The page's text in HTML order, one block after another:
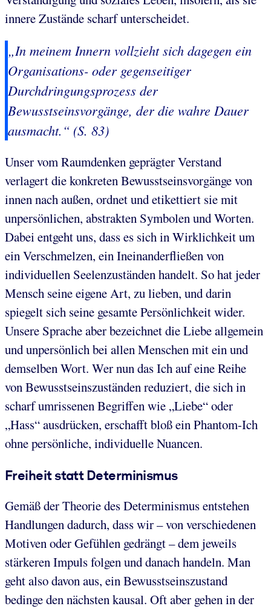
innere Zustände scharf unterscheidet.
„In meinem Innern vollzieht sich dagegen ein
Organisations- oder gegenseitiger
Durchdringungsprozess der
Bewusstseinsvorgänge, der die wahre Dauer
ausmacht.“ (S. 83)
Unser vom Raumdenken geprägter Verstand
verlagert die konkreten Bewusstseinsvorgänge von
innen nach außen, ordnet und etikettiert sie mit
unpersönlichen, abstrakten Symbolen und Worten.
Dabei entgeht uns, dass es sich in Wirklichkeit um
ein Verschmelzen, ein Ineinanderfließen von
individuellen Seelenzuständen handelt. So hat jeder
Mensch seine eigene Art, zu lieben, und darin
spiegelt sich seine gesamte Persönlichkeit wider.
Unsere Sprache aber bezeichnet die Liebe allgemein
und unpersönlich bei allen Menschen mit ein und
demselben Wort. Wer nun das Ich auf eine Reihe
von Bewusstseinszuständen reduziert, die sich in
scharf umrissenen Begriffen wie „Liebe“ oder
„Hass“ ausdrücken, erschafft bloß ein Phantom-Ich
ohne persönliche, individuelle Nuancen.
Freiheit statt Determinismus
Gemäß der Theorie des Determinismus entstehen
Handlungen dadurch, dass wir – von verschiedenen
Motiven oder Gefühlen gedrängt – dem jeweils
stärkeren Impuls folgen und danach handeln. Man
geht also davon aus, ein Bewusstseinszustand
bedinge den nächsten kausal. Oft aber gehen in der